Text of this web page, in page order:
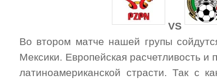
VS
Во втором матче нашей групы
Мексики. Европейская расчетливость и
латиноамериканской страсти. Так с